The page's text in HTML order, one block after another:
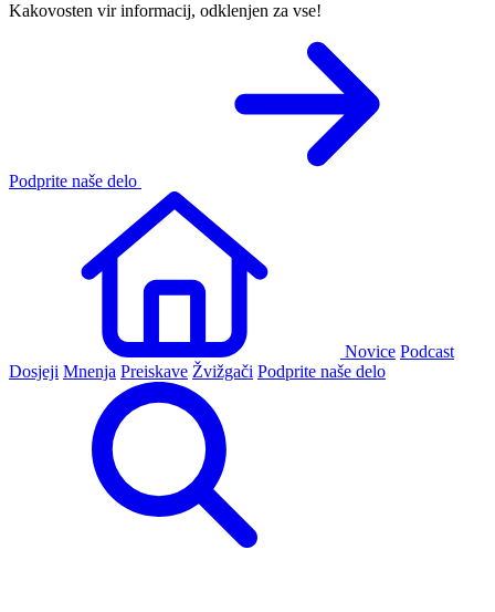
Kakovosten vir informacij, odklenjen za vse!
Podprite naše delo
Novice Podcast
Dosjeji Mnenja Preiskave Žvižgači Podprite naše delo